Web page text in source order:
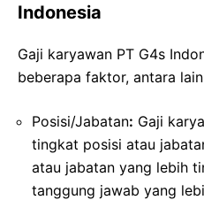
Indonesia
Gaji karyawan PT G4s
beberapa faktor, antara
Posisi/Jabatan: Gaji
tingkat posisi atau
atau jabatan yang lebih
tanggung jawab yang